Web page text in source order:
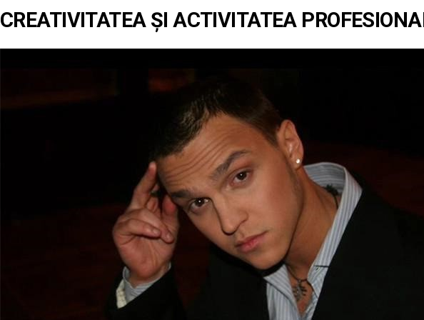
CREATIVITATEA ȘI ACTIVITATEA